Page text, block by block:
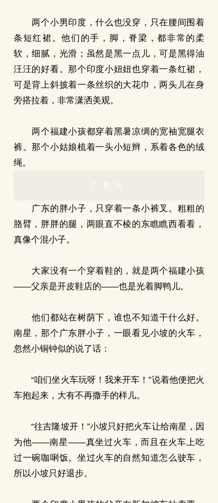
两个小男印度，什么也没穿，只在腰间围着
条短红裙。他们的手，脚，脊梁，都非常的柔
软，细腻，光滑；虽然是黑一点儿，可是黑得油
汪汪的好看。那个印度小妞妞也穿着一条红裙，
可是背上斜披着一条丝织的大花巾，两头儿在身
旁搭拉着，非常潇洒美观。
两个福建小孩都穿着黑暑凉绸的宽袖宽腿衣
裤。那个小姑娘梳着一头小短辫，系着各色的绒
绳。
广告位
广东的胖小子，只穿着一条小裤叉。粗粗的
胳臂，胖胖的腿，两眼直不棱的东瞧瞧西看看，
真像个混小子。
大家没有一个穿着鞋的，就是两个福建小孩
——父亲是开皮鞋店的——也是光着脚鸭儿。
他们都站在树荫下，谁也不知道干什么好。
南星，那个广东胖小子，一眼看见小坡的火车，
忽然小铜钟似的说了话：
“咱们坐火车玩呀！我来开车！”说着他便把火
车抱起来，大有不再撒手的样儿。
“往吉隆坡开！”小坡只好把火车让给南星，因
为他——南星——真坐过火车，而且在火车上吃
过一碗咖唎饭。坐过火车的自然知道怎么驶车，
所以小坡只好退步。